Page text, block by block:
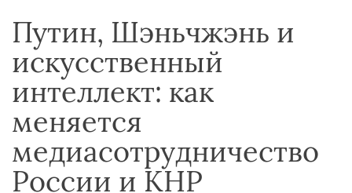
Путин, Шэньчжэнь и
искусственный
интеллект: как
меняется
медиасотрудничество
России и КНР